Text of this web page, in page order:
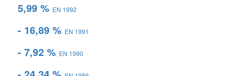
5,99 % EN 1992
- 16,89 % EN 1991
- 7,92 % EN 1990